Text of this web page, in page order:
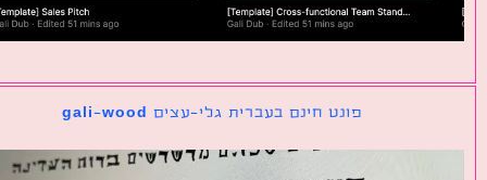
פונט חינם בעברית גלי-עצים gali-wood